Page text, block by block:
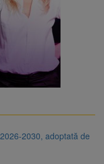
2030, adoptată de